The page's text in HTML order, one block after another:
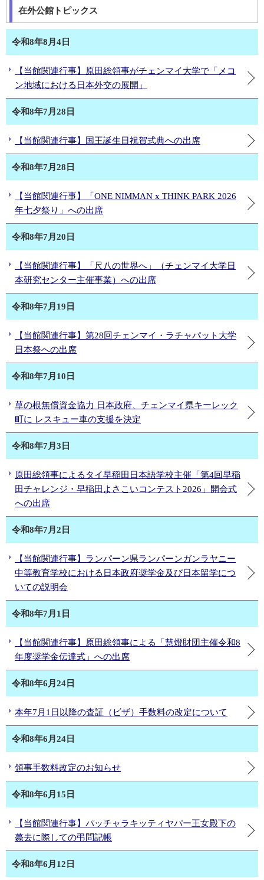
在外公館トピックス
令和8年8月4日
【当館関連行事】原田総領事がチェンマイ大学で「メコ
ン地域における日本外交の展開」
令和8年7月28日
【当館関連行事】国王誕生日祝賀式典への出席
令和8年7月28日
【当館関連行事】「ONE NIMMAN x THINK PARK 2026
年七夕祭り」への出席
令和8年7月20日
【当館関連行事】「尺八の世界へ」（チェンマイ大学日
本研究センター主催事業）への出席
令和8年7月19日
【当館関連行事】第28回チェンマイ・ラチャパット大学
日本祭への出席
令和8年7月10日
草の根無償資金協力 日本政府、チェンマイ県キーレック
町に レスキュー車の支援を決定
令和8年7月3日
原田総領事によるタイ早稲田日本語学校主催「第4回早稲
田チャレンジ・早稲田よさこいコンテスト2026」開会式
への出席
令和8年7月2日
【当館関連行事】ランパーン県ランパーンガンラヤニー
中等教育学校における日本政府奨学金及び日本留学につ
いての説明会
令和8年7月1日
【当館関連行事】原田総領事による「慧燈財団主催令和8
年度奨学金伝達式」への出席
令和8年6月24日
本年7月1日以降の査証（ビザ）手数料の改定について
令和8年6月24日
領事手数料改定のお知らせ
令和8年6月15日
【当館関連行事】パッチャラキッティヤパー王女殿下の
薨去に際しての弔問記帳
令和8年6月12日